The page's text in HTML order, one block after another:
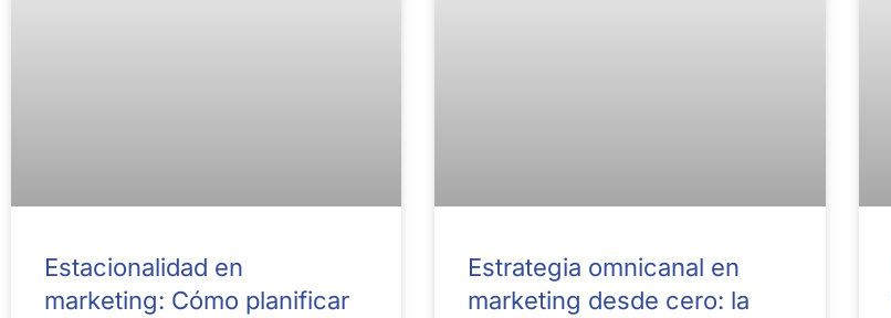
Estacionalidad en
marketing: Cómo planificar
Estrategia omnicanal en
marketing desde cero: la